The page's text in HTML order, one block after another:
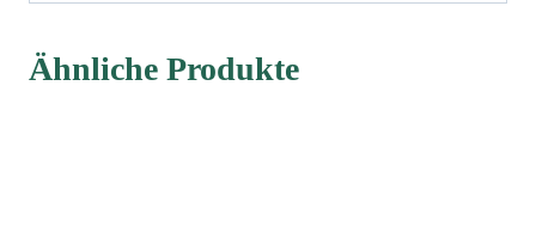
Ähnliche Produkte